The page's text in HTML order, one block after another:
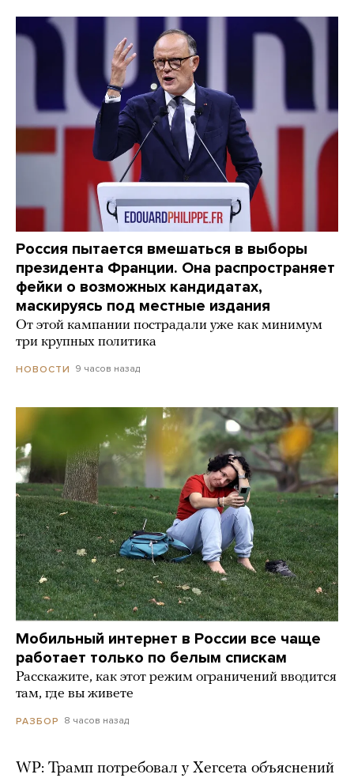
Россия пытается вмешаться в выборы
президента Франции. Она распространяет
фейки о возможных кандидатах,
маскируясь под местные издания
От этой кампании пострадали уже как минимум
три крупных политика
НОВОСТИ 9 часов назад
Мобильный интернет в России все чаще
работает только по белым спискам
Расскажите, как этот режим ограничений вводится
там, где вы живете
РАЗБОР 8 часов назад
WP: Трамп потребовал у Хегсета объяснений